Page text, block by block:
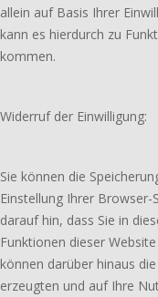
allein auf Basis Ihrer
kann es hierdurch zu
kommen.
Widerruf der Einwilligung:
Sie können die
Einstellung Ihrer
darauf hin, dass Sie in
Funktionen dieser
können darüber hinaus
erzeugten und auf Ihre